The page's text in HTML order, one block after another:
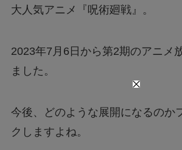
大人気アニメ『呪術廻戦』。
2023年7月6日から第2期のアニメ
ました。
今後、どのような展開になるのか
クしますよね。